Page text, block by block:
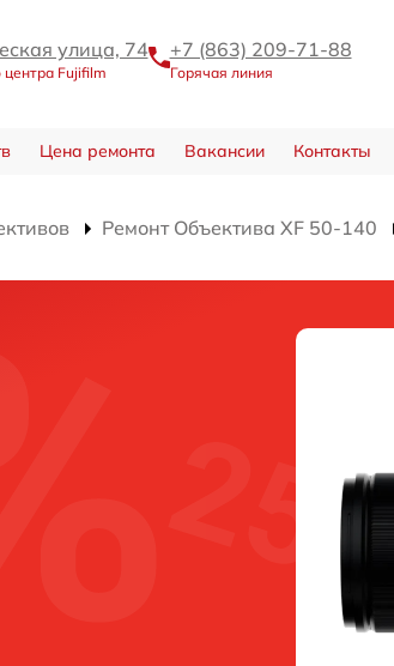
улица, 74
центра Fujifilm
+7 (863) 209-71-88
Горячая линия
Цена ремонта Вакансии Контакты
Ремонт Объектива XF 50-140